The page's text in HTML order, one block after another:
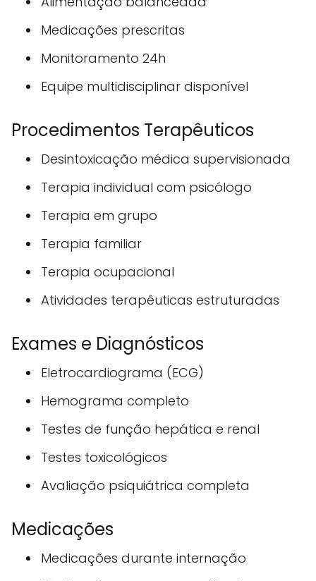
Medicações prescritas
Monitoramento 24h
Equipe multidisciplinar disponível
Procedimentos Terapêuticos
Desintoxicação médica supervisionada
Terapia individual com psicólogo
Terapia em grupo
Terapia familiar
Terapia ocupacional
Atividades terapêuticas estruturadas
Exames e Diagnósticos
Eletrocardiograma (ECG)
Hemograma completo
Testes de função hepática e renal
Testes toxicológicos
Avaliação psiquiátrica completa
Medicações
Medicações durante internação